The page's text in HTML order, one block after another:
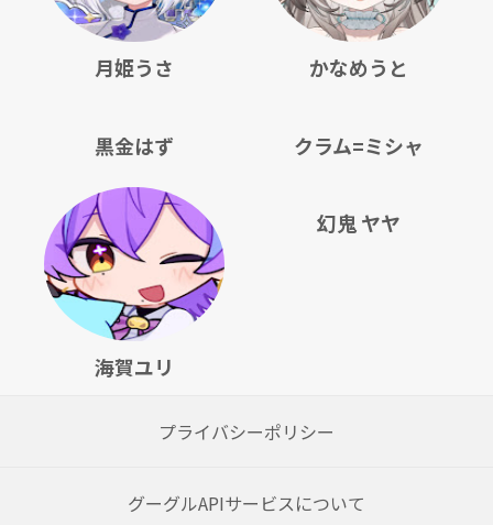
月姫うさ かなめうと
黒金はず クラム=ミシャ
海賀ユリ
幻鬼 ヤヤ
プライバシーポリシー
グーグルAPIサービスについて